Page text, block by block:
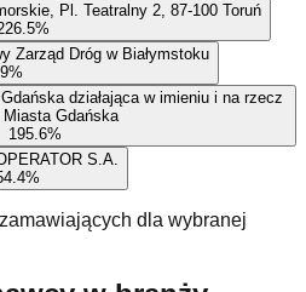
Pl. Teatralny 2, 87-100 Toruń
6.5%
Zarząd Dróg w Białymstoku
%
działająca w imieniu i na rzecz
Gdańska
195.6%
S.A.
4.4%
dla wybranej